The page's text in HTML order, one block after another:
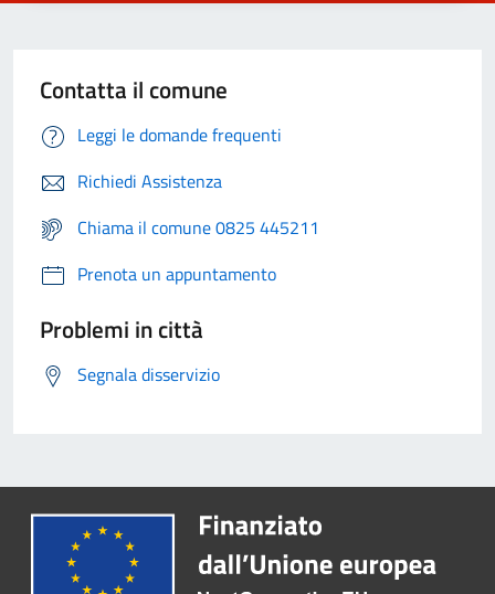
Contatta il comune
Leggi le domande frequenti
Richiedi Assistenza
Chiama il comune 0825 445211
Prenota un appuntamento
Problemi in città
Segnala disservizio